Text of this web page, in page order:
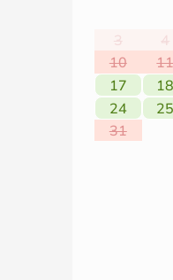
3
4
10
17
18
24
25
31